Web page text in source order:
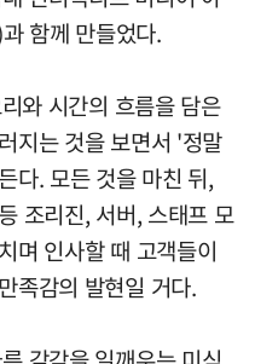
함께 만들었다.
와 시간의 흐름을 담은
지는 것을 보면서 '정말
다. 모든 것을 마친 뒤,
조리진, 서버, 스태프 모
며 인사할 때 고객들이
족감의 발현일 거다.